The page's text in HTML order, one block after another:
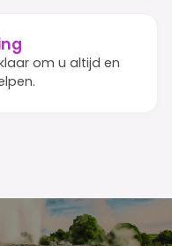
om u altijd en